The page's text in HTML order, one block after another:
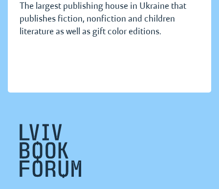
The largest publishing house in Ukraine that
publishes fiction, nonfiction and children
literature as well as gift color editions.